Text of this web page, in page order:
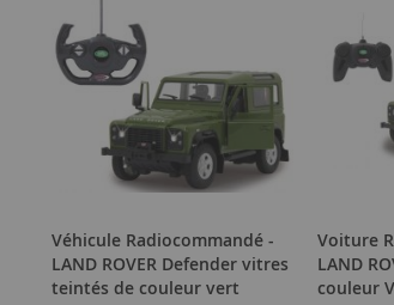
Véhicule Radiocommandé -
LAND ROVER Defender vitres
teintés de couleur vert
Voiture
LAND
couleur